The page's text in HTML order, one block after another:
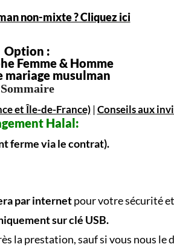
non-mixte ? Cliquez ici
Option :
Femme & Homme
mariage musulman
Sommaire
et Île-de-France)|Conseils aux
Halal:
ferme via le contrat).
par internetpour votre sécurité
sur clé USB.
la prestation, sauf si vous nous le